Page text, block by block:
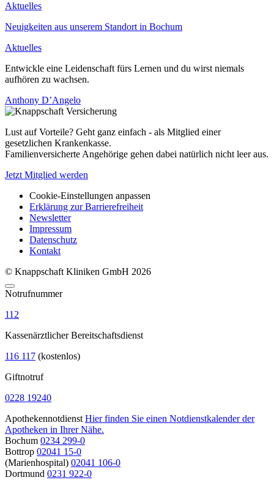
Aktuelles
Neuigkeiten aus unserem Standort in Bochum
Aktuelles
Entwickle eine Leidenschaft fürs Lernen und du wirst niemals
aufhören zu wachsen.
Anthony D’Angelo
Lust auf Vorteile? Geht ganz einfach - als Mitglied einer
gesetzlichen Krankenkasse.
Familienversicherte Angehörige gehen dabei natürlich nicht leer aus.
Jetzt Mitglied werden
Cookie-Einstellungen anpassen
Erklärung zur Barrierefreiheit
Newsletter
Impressum
Datenschutz
Kontakt
© Knappschaft Kliniken GmbH 2026
Notrufnummer
112
Kassenärztlicher Bereitschaftsdienst
116 117 (kostenlos)
Giftnotruf
0228 19240
Apothekennotdienst Hier finden Sie einen Notdienstkalender der
Apotheken in Ihrer Nähe.
Bochum 0234 299-0
Bottrop 02041 15-0
(Marienhospital) 02041 106-0
Dortmund 0231 922-0